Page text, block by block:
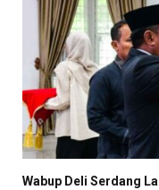
Wabup Deli Serdang